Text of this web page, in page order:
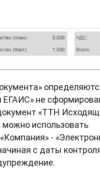
не
«ТТН
использовать
-
с даты